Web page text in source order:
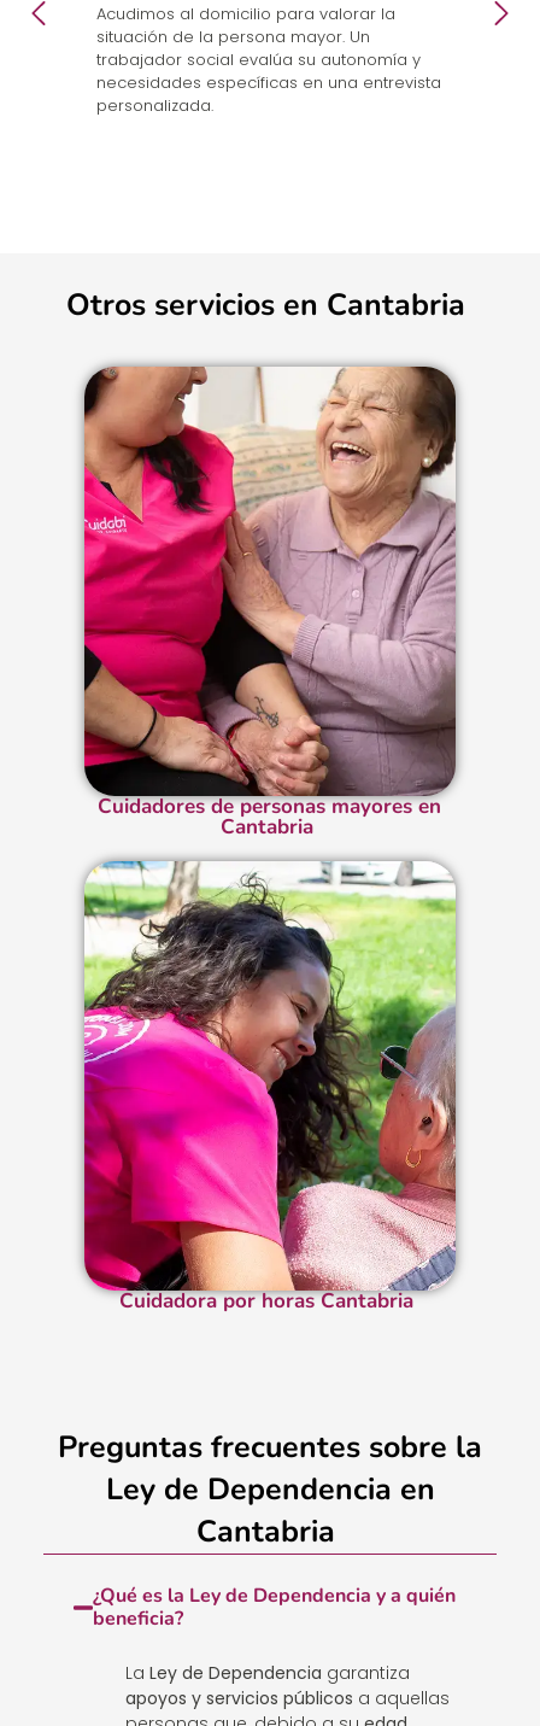
Acudimos al domicilio para valorar la
situación de la persona mayor. Un
trabajador social evalúa su autonomía y
necesidades específicas en una entrevista
personalizada.
Otros servicios en Cantabria
Cuidadores de personas mayores en
Cantabria
Cuidadora por horas Cantabria
Preguntas frecuentes sobre la
Ley de Dependencia en
Cantabria
¿Qué es la Ley de Dependencia y a quién
beneficia?
La Ley de Dependencia garantiza
apoyos y servicios públicos a aquellas